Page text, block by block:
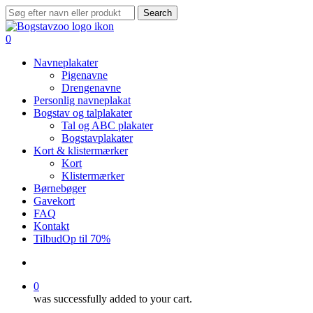
Skip
to
main
Search
Close
Search
search
0
Navneplakater
Pigenavne
Drengenavne
Personlig navneplakat
Bogstav og talplakater
Tal og ABC plakater
Bogstavplakater
Kort & klistermærker
Kort
Klistermærker
Børnebøger
Gavekort
FAQ
Kontakt
TilbudOp til 70%
0
was successfully added to your cart.